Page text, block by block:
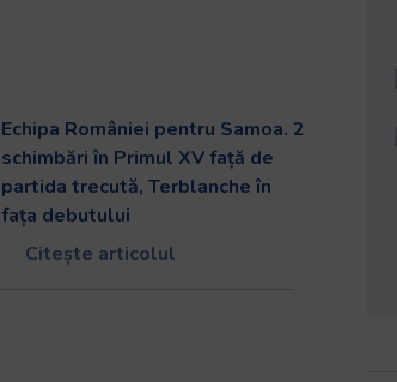
Echipa României pentru Samoa. 2
schimbări în Primul XV față de
partida trecută, Terblanche în
fața debutului
Citește articolul